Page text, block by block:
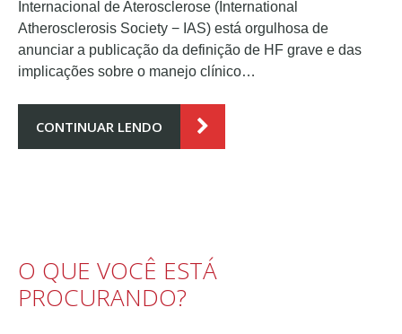
Internacional de Aterosclerose (International
Atherosclerosis Society − IAS) está orgulhosa de
anunciar a publicação da definição de HF grave e das
implicações sobre o manejo clínico…
CONTINUAR LENDO
O QUE VOCÊ ESTÁ
PROCURANDO?